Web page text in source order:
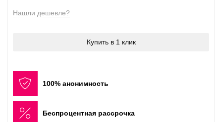
Нашли дешевле?
Купить в 1 клик
100% анонимность
Беспроцентная рассрочка